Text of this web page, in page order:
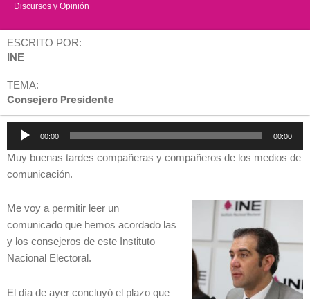
Discursos y Opinión
ESCRITO POR:
INE
TEMA:
Consejero Presidente
Reproductor
audio
00:00 00:00
Muy buenas tardes compañeras y compañeros de los medios de
comunicación.
Me voy a permitir leer un
comunicado que hemos acordado las
y los consejeros de este Instituto
Nacional Electoral.
El día de ayer concluyó el plazo que